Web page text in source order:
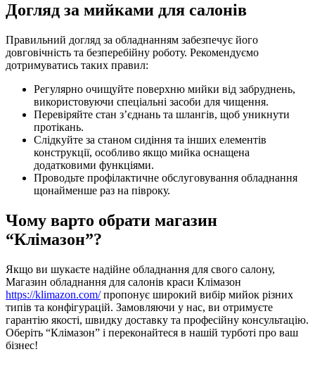
Догляд за мийками для салонів
Правильний догляд за обладнанням забезпечує його
довговічність та безперебійну роботу. Рекомендуємо
дотримуватись таких правил:
Регулярно очищуйте поверхню мийки від забруднень,
використовуючи спеціальні засоби для чищення.
Перевіряйте стан з’єднань та шлангів, щоб уникнути
протікань.
Слідкуйте за станом сидіння та інших елементів
конструкції, особливо якщо мийка оснащена
додатковими функціями.
Проводьте профілактичне обслуговування обладнання
щонайменше раз на півроку.
Чому варто обрати магазин
“Клімазон”?
Якщо ви шукаєте надійне обладнання для свого салону,
Магазин обладнання для салонів краси Клімазон
https://klimazon.com/пропонує широкий вибір мийок різних
типів та конфігурацій. Замовляючи у нас, ви отримуєте
гарантію якості, швидку доставку та професійну консультацію.
Оберіть “Клімазон” і переконайтеся в нашій турботі про ваш
бізнес!